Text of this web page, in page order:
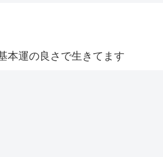
本運の良さで生きてます